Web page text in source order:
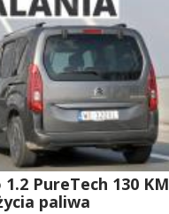
PureTech 130 KM
paliwa